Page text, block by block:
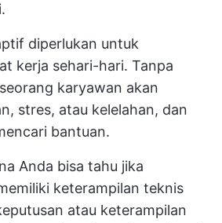
diperlukan untuk
kerja sehari-hari. Tanpa
karyawan akan
stres, atau kelelahan, dan
bantuan.
Anda bisa tahu jika
keterampilan teknis
atau keterampilan